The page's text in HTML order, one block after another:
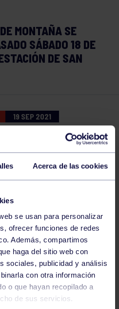
Acerca de las cookies
se usan para personalizar
ofrecer funciones de redes
Además, compartimos
haga del sitio web con
sociales, publicidad y análisis
con otra información
o que hayan recopilado a
de sus servicios.
MONTAÑA SE
SÁBADO 18 DE
DE SAN
19 SEP 2021
disfrutar de una nueva